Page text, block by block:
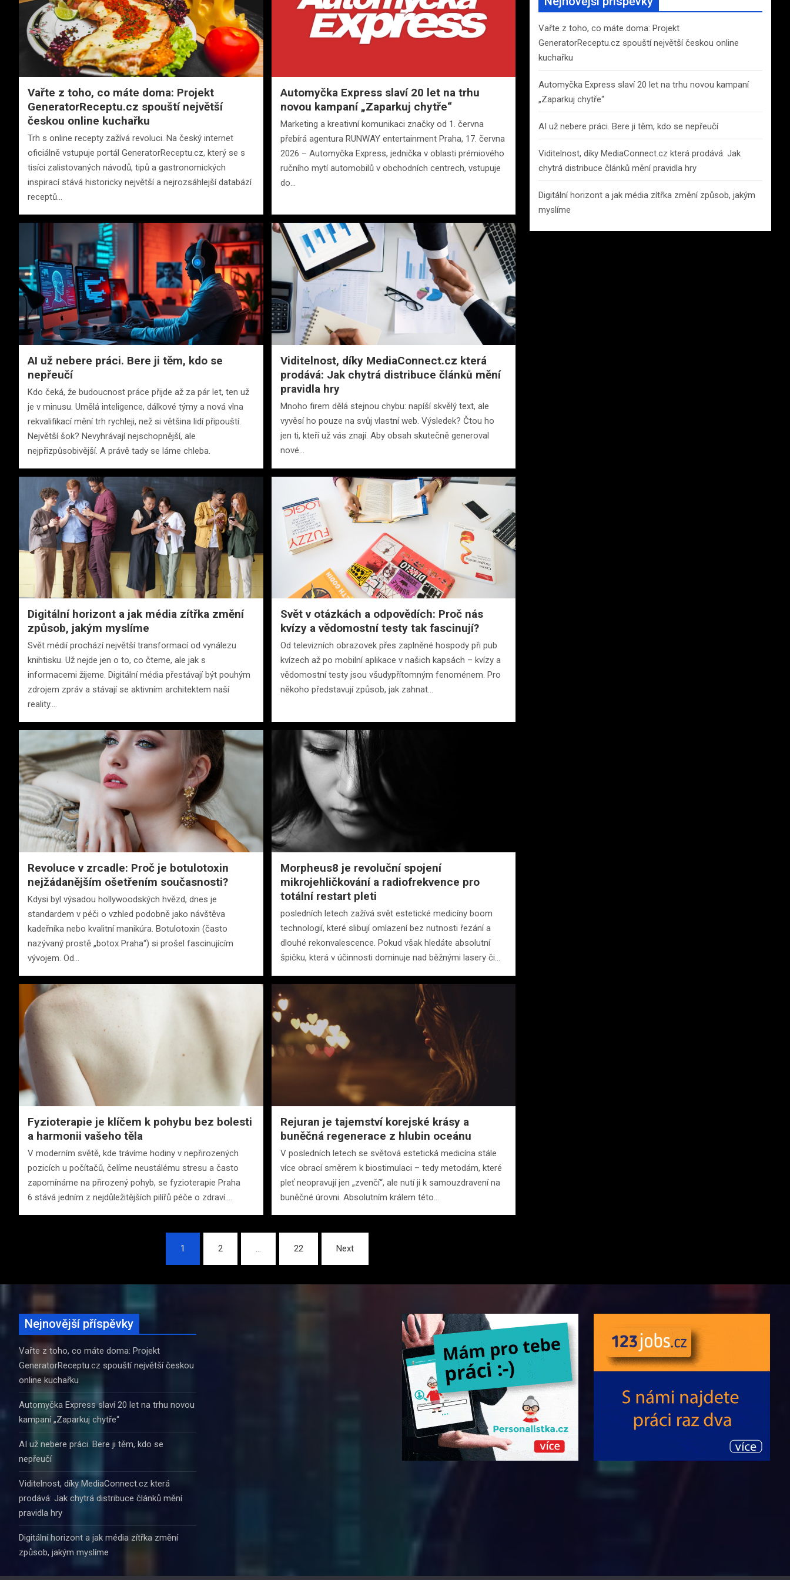
Vařte z toho, co máte doma: Projekt
GeneratorReceptu.cz spouští největší
českou online kuchařku
Trh s online recepty zažívá revoluci. Na český internet
oficiálně vstupuje portál GeneratorReceptu.cz, který se s
tisíci zalistovaných návodů, tipů a gastronomických
inspirací stává historicky největší a nejrozsáhlejší databází
receptů…
Automyčka Express slaví 20 let na trhu
novou kampaní „Zaparkuj chytře“
Marketing a kreativní komunikaci značky od 1. června
přebírá agentura RUNWAY entertainment Praha, 17. června
2026 – Automyčka Express, jednička v oblasti prémiového
ručního mytí automobilů v obchodních centrech, vstupuje
do…
AI už nebere práci. Bere ji těm, kdo se
nepřeučí
Kdo čeká, že budoucnost práce přijde až za pár let, ten už
je v minusu. Umělá inteligence, dálkové týmy a nová vlna
rekvalifikací mění trh rychleji, než si většina lidí připouští.
Největší šok? Nevyhrávají nejschopnější, ale
nejpřizpůsobivější. A právě tady se láme chleba.
Viditelnost, díky MediaConnect.cz která
prodává: Jak chytrá distribuce článků mění
pravidla hry
Mnoho firem dělá stejnou chybu: napíší skvělý text, ale
vyvěsí ho pouze na svůj vlastní web. Výsledek? Čtou ho
jen ti, kteří už vás znají. Aby obsah skutečně generoval
nové…
Digitální horizont a jak média zítřka změní
způsob, jakým myslíme
Svět médií prochází největší transformací od vynálezu
knihtisku. Už nejde jen o to, co čteme, ale jak s
informacemi žijeme. Digitální média přestávají být pouhým
zdrojem zpráv a stávají se aktivním architektem naší
reality.…
Svět v otázkách a odpovědích: Proč nás
kvízy a vědomostní testy tak fascinují?
Od televizních obrazovek přes zaplněné hospody při pub
kvízech až po mobilní aplikace v našich kapsách – kvízy a
vědomostní testy jsou všudypřítomným fenoménem. Pro
někoho představují způsob, jak zahnat…
Revoluce v zrcadle: Proč je botulotoxin
nejžádanějším ošetřením současnosti?
Kdysi byl výsadou hollywoodských hvězd, dnes je
standardem v péči o vzhled podobně jako návštěva
kadeřníka nebo kvalitní manikúra. Botulotoxin (často
nazývaný prostě „botox Praha“) si prošel fascinujícím
vývojem. Od…
Morpheus8 je revoluční spojení
mikrojehličkování a radiofrekvence pro
totální restart pleti
posledních letech zažívá svět estetické medicíny boom
technologií, které slibují omlazení bez nutnosti řezání a
dlouhé rekonvalescence. Pokud však hledáte absolutní
špičku, která v účinnosti dominuje nad běžnými lasery či…
Fyzioterapie je klíčem k pohybu bez bolesti
a harmonii vašeho těla
V moderním světě, kde trávíme hodiny v nepřirozených
pozicích u počítačů, čelíme neustálému stresu a často
zapomínáme na přirozený pohyb, se fyzioterapie Praha
6 stává jedním z nejdůležitějších pilířů péče o zdraví.…
Rejuran je tajemství korejské krásy a
buněčná regenerace z hlubin oceánu
V posledních letech se světová estetická medicína stále
více obrací směrem k biostimulaci – tedy metodám, které
pleť neopravují jen „zvenčí“, ale nutí ji k samouzdravení na
buněčné úrovni. Absolutním králem této…
1 2 … 22 Next
h
Vařte z toho, co máte doma: Projekt
GeneratorReceptu.cz spouští největší českou online
kuchařku
Automyčka Express slaví 20 let na trhu novou kampaní
„Zaparkuj chytře“
AI už nebere práci. Bere ji těm, kdo se nepřeučí
Viditelnost, díky MediaConnect.cz která prodává: Jak
chytrá distribuce článků mění pravidla hry
Digitální horizont a jak média zítřka změní způsob, jakým
myslíme
Nejnovější příspěvky
Vařte z toho, co máte doma: Projekt
GeneratorReceptu.cz spouští největší českou
online kuchařku
Automyčka Express slaví 20 let na trhu novou
kampaní „Zaparkuj chytře“
AI už nebere práci. Bere ji těm, kdo se
nepřeučí
Viditelnost, díky MediaConnect.cz která
prodává: Jak chytrá distribuce článků mění
pravidla hry
Digitální horizont a jak média zítřka změní
způsob, jakým myslíme